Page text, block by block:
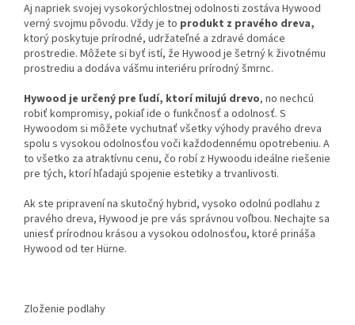
Aj napriek svojej vysokorýchlostnej odolnosti zostáva Hywood
verný svojmu pôvodu. Vždy je to produkt z pravého dreva,
ktorý poskytuje prírodné, udržateľné a zdravé domáce
prostredie. Môžete si byť istí, že Hywood je šetrný k životnému
prostrediu a dodáva vášmu interiéru prírodný šmrnc.
Hywood je určený pre ľudí, ktorí milujú drevo, no nechcú
robiť kompromisy, pokiaľ ide o funkčnosť a odolnosť. S
Hywoodom si môžete vychutnať všetky výhody pravého dreva
spolu s vysokou odolnosťou voči každodennému opotrebeniu. A
to všetko za atraktívnu cenu, čo robí z Hywoodu ideálne riešenie
pre tých, ktorí hľadajú spojenie estetiky a trvanlivosti.
Ak ste pripravení na skutočný hybrid, vysoko odolnú podlahu z
pravého dreva, Hywood je pre vás správnou voľbou. Nechajte sa
uniesť prírodnou krásou a vysokou odolnosťou, ktoré prináša
Hywood od ter Hürne.
Zloženie podlahy